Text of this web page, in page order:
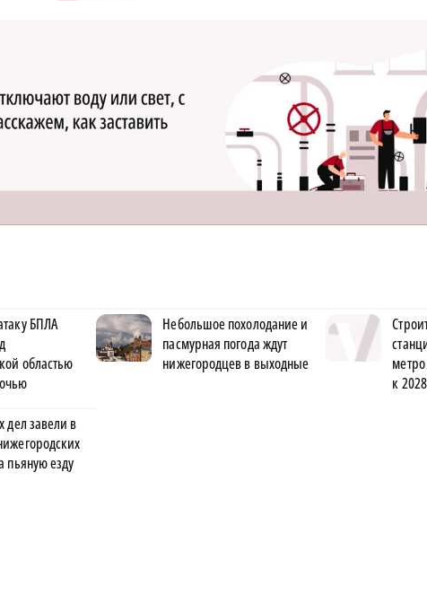
БПЛА
областью
Небольшое похолодание и
пасмурная погода ждут
нижегородцев в выходные
к
дел завели в
пьяную езду